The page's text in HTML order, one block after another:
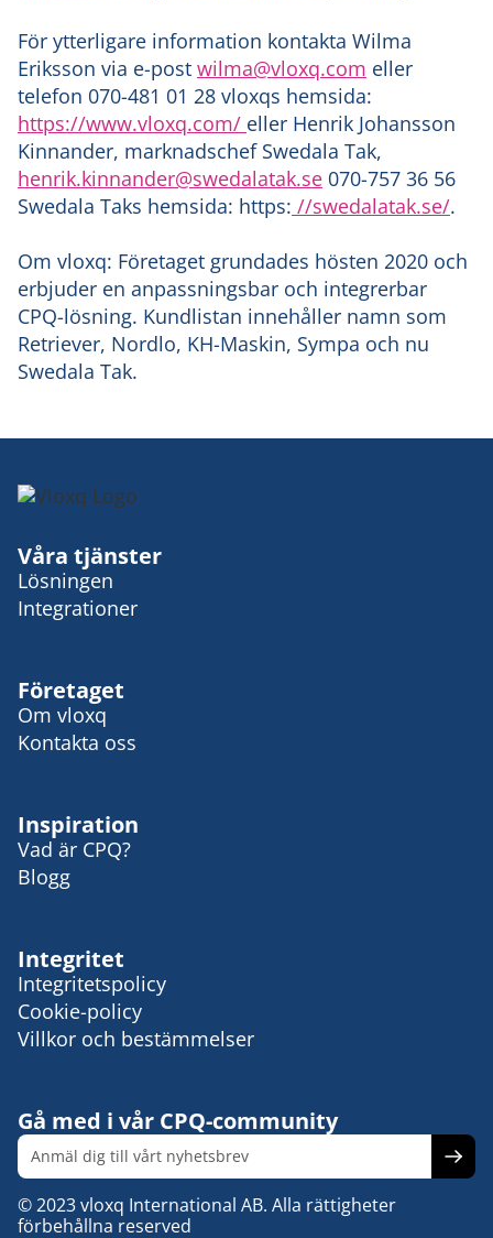
För ytterligare information kontakta Wilma
Eriksson via e-post wilma@vloxq.com eller
telefon 070-481 01 28 vloxqs hemsida:
https://www.vloxq.com/ eller Henrik Johansson
Kinnander, marknadschef Swedala Tak,
henrik.kinnander@swedalatak.se 070-757 36 56
Swedala Taks hemsida: https: //swedalatak.se/.
Om vloxq: Företaget grundades hösten 2020 och
erbjuder en anpassningsbar och integrerbar
CPQ-lösning. Kundlistan innehåller namn som
Retriever, Nordlo, KH-Maskin, Sympa och nu
Swedala Tak.
Våra tjänster
Lösningen
Integrationer
Företaget
Om vloxq
Kontakta oss
Inspiration
Vad är CPQ?
Blogg
Integritet
Integritetspolicy
Cookie-policy
Villkor och bestämmelser
Gå med i vår CPQ-community
© 2023 vloxq International AB. Alla rättigheter
förbehållna reserved